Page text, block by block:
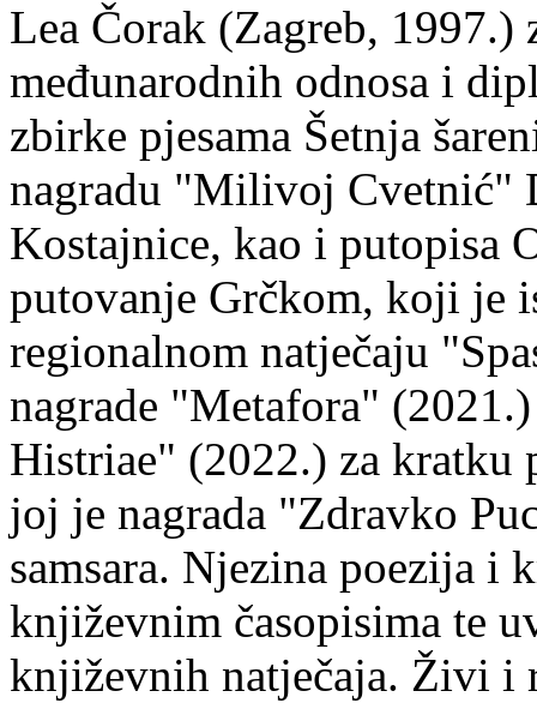
Lea Čorak (Zagreb,
međunarodnih odnosa i
zbirke pjesama Šetnja
nagradu "Milivoj Cvetnić"
Kostajnice, kao i putopisa
putovanje Grčkom, koji je
regionalnom natječaju
nagrade "Metafora"
Histriae" (2022.) za kratku
joj je nagrada "Zdravko
samsara. Njezina poezija i
književnim časopisima te
književnih natječaja. Živi i